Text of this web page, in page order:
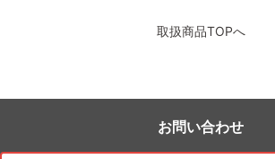
取扱商品TOPへ
お問い合わせ